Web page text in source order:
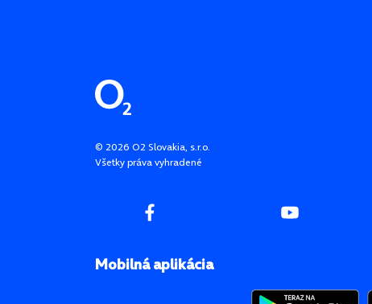
Pätička stránky
© 2026 O2 Slovakia, s.r.o.
Všetky práva vyhradené
Mobilná aplikácia